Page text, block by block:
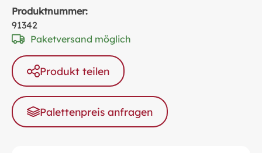
Produktnummer:
91342
Paketversand möglich
Produkt teilen
Palettenpreis anfragen